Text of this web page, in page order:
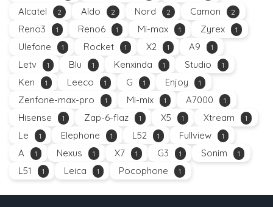
Alcatel 2 Aldo 2 Nord 2 Camon 2
Reno3 1 Reno6 1 Mi-max 1 Zyrex 1
Ulefone 1 Rocket 1 X2 1 A9 1
Letv 1 Blu 1 Kenxinda 1 Studio 1
Ken 1 Leeco 1 G 1 Enjoy 1
Zenfone-max-pro 1 Mi-mix 1 A7000 1
Hisense 1 Zap-6-flaz 1 X5 1 Xtream 1
Le 1 Elephone 1 L52 1 Fullview 1
A 1 Nexus 1 X7 1 G3 1 Sonim 1
L51 1 Leica 1 Pocophone 1